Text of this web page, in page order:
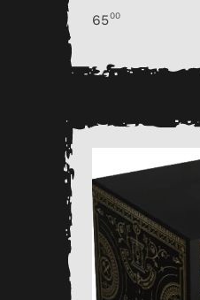
6500